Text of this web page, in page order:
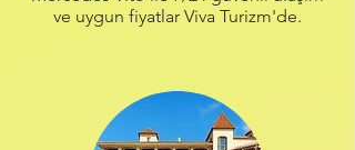
ve uygun fiyatlar Viva Turizm'de.